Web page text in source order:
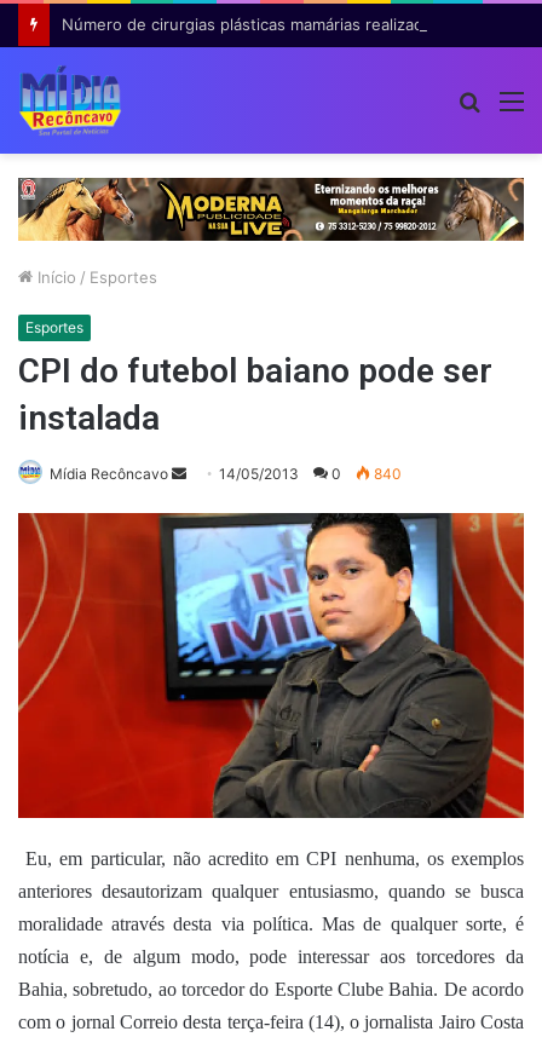
Início / Esportes
Esportes
CPI do futebol baiano pode ser
instalada
Mídia Recôncavo
Mande
e-
14/05/2013 0 840
Eu, em particular, não acredito em CPI nenhuma, os exemplos
anteriores desautorizam qualquer entusiasmo, quando se busca
moralidade através desta via política. Mas de qualquer sorte, é
notícia e, de algum modo, pode interessar aos torcedores da
Bahia, sobretudo, ao torcedor do Esporte Clube Bahia. De acordo
com o jornal Correio desta terça-feira (14), o jornalista Jairo Costa